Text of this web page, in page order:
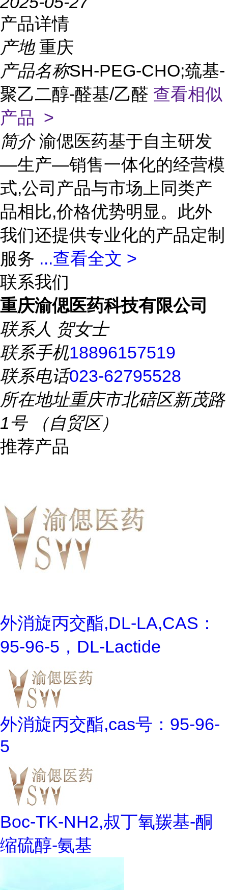
产品详情
产地 重庆
产品名称SH-PEG-CHO;巯基-
聚乙二醇-醛基/乙醛 查看相似
产品 >
简介 渝偲医药基于自主研发
—生产—销售一体化的经营模
式,公司产品与市场上同类产
品相比,价格优势明显。此外
我们还提供专业化的产品定制
服务 ...查看全文 >
联系我们
重庆渝偲医药科技有限公司
联系人 贺女士
联系手机18896157519
联系电话023-62795528
所在地址重庆市北碚区新茂路
1号 （自贸区）
推荐产品
外消旋丙交酯,DL-LA,CAS：
95-96-5，DL-Lactide
外消旋丙交酯,cas号：95-96-
5
Boc-TK-NH2,叔丁氧羰基-酮
缩硫醇-氨基